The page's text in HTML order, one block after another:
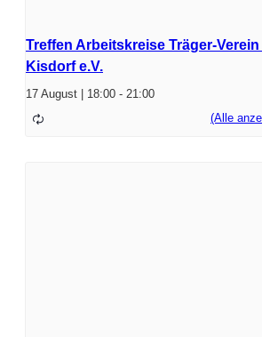
Treffen Arbeitskreise Träger-
Kisdorf e.V.
17 August | 18:00 - 21:00